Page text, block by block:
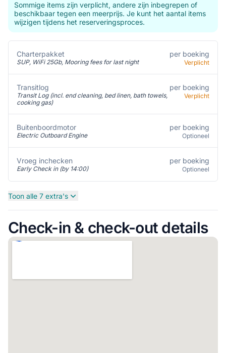
Sommige items zijn verplicht, andere zijn inbegrepen of
beschikbaar tegen een meerprijs. Je kunt het aantal items
wijzigen tijdens het reserveringsproces.
Charterpakket
SUP, WiFi 25Gb, Mooring fees for last night
per boeking
Verplicht
Transitlog
Transit Log (incl. end cleaning, bed linen, bath towels,
cooking gas)
per boeking
Verplicht
Buitenboordmotor
Electric Outboard Engine
per boeking
Optioneel
Vroeg inchecken
Early Check in (by 14:00)
per boeking
Optioneel
Toon alle 7 extra's
Check-in & check-out details